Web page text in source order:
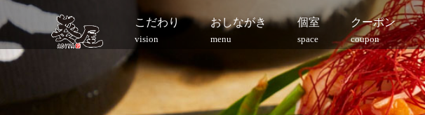
こだわり
vision
おしながき
menu
個室
space
クーポン
coupon